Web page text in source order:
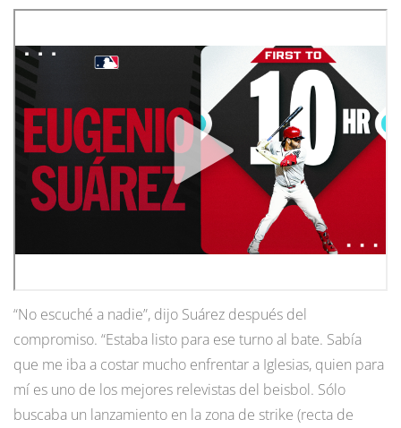
“No escuché a nadie”, dijo Suárez después del
compromiso. “Estaba listo para ese turno al bate. Sabía
que me iba a costar mucho enfrentar a Iglesias, quien para
mí es uno de los mejores relevistas del beisbol. Sólo
buscaba un lanzamiento en la zona de strike (recta de